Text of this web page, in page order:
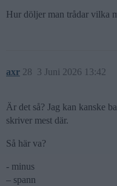
Hur döljer man trådar vilka
axr 3 Juni 2026 13:42
28
Är det så? Jag kan kanske
skriver mest där.
Så här va?
- minus
– spann